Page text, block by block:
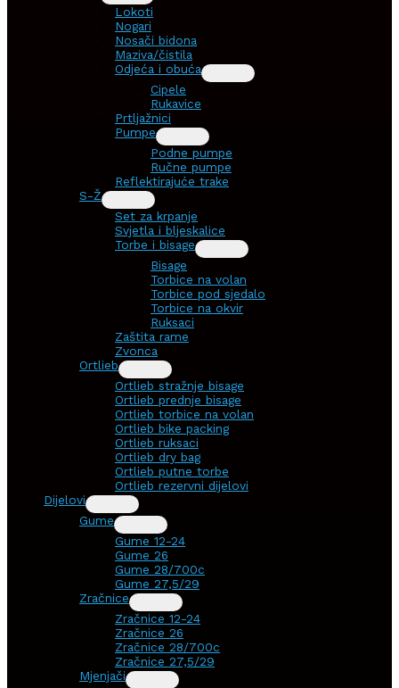
Lokoti
Nogari
Nosači bidona
Maziva/čistila
Odjeća i obuća
Cipele
Rukavice
Prtljažnici
Pumpe
Podne pumpe
Ručne pumpe
Reflektirajuće trake
S-Ž
Set za krpanje
Svjetla i bljeskalice
Torbe i bisage
Bisage
Torbice na volan
Torbice pod sjedalo
Torbice na okvir
Ruksaci
Zaštita rame
Zvonca
Ortlieb
Ortlieb stražnje bisage
Ortlieb prednje bisage
Ortlieb torbice na volan
Ortlieb bike packing
Ortlieb ruksaci
Ortlieb dry bag
Ortlieb putne torbe
Ortlieb rezervni dijelovi
Dijelovi
Gume
Gume 12-24
Gume 26
Gume 28/700c
Gume 27,5/29
Zračnice
Zračnice 12-24
Zračnice 26
Zračnice 28/700c
Zračnice 27,5/29
Mjenjači